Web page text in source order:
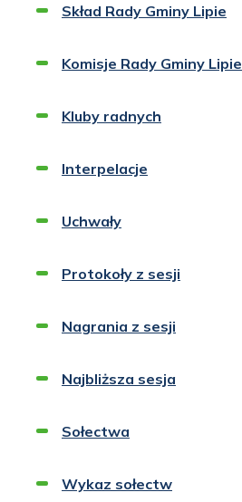
Skład Rady Gminy Lipie
Komisje Rady Gminy Lipie
Kluby radnych
Interpelacje
Uchwały
Otworzy
nowejProtokoły z sesji
Nagrania z sesji
Otworzy
nowejNajbliższa sesja
Otworzy
nowejSołectwa
Wykaz sołectw
Otworzy